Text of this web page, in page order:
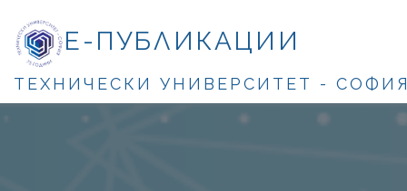
Е-ПУБЛИКАЦИИ
ТЕХНИЧЕСКИ УНИВЕРСИТЕТ -